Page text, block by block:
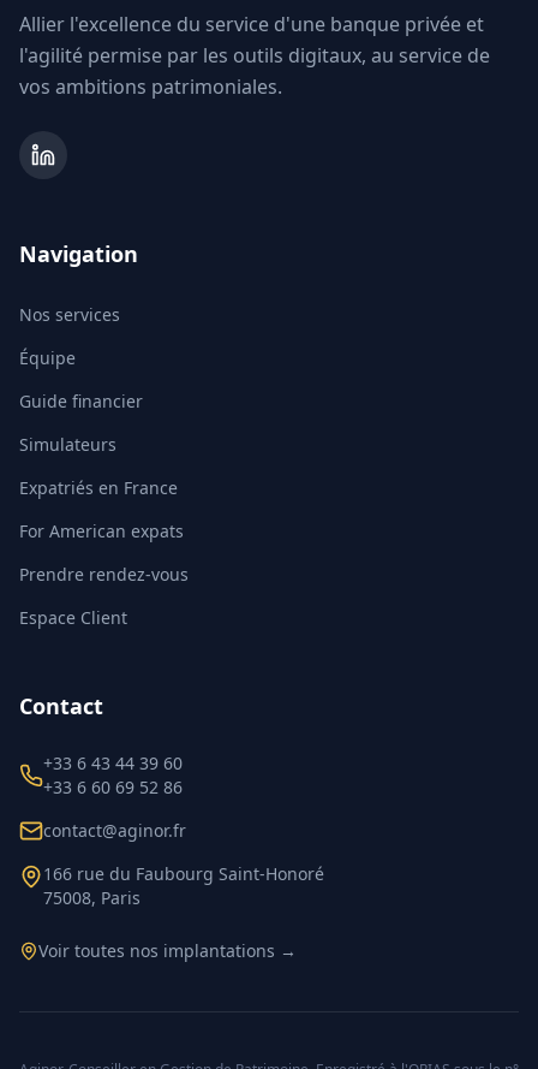
Allier l'excellence du service d'une banque privée et
l'agilité permise par les outils digitaux, au service de
vos ambitions patrimoniales.
Navigation
Nos services
Équipe
Guide financier
Simulateurs
Expatriés en France
For American expats
Prendre rendez-vous
Espace Client
Contact
+33 6 43 44 39 60
+33 6 60 69 52 86
contact@aginor.fr
166 rue du Faubourg Saint-Honoré
75008, Paris
Voir toutes nos implantations →